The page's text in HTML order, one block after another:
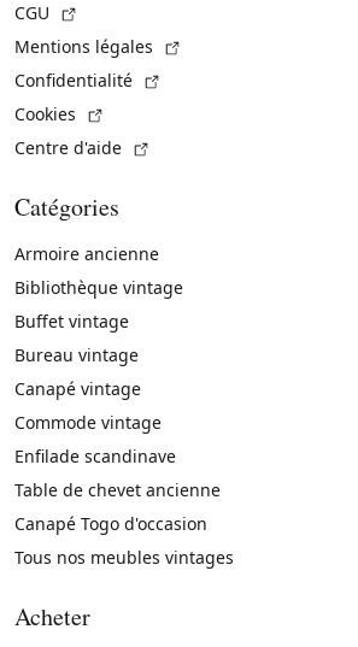
CGU
Mentions légales
Confidentialité
Cookies
Centre d'aide
Catégories
Armoire ancienne
Bibliothèque vintage
Buffet vintage
Bureau vintage
Canapé vintage
Commode vintage
Enfilade scandinave
Table de chevet ancienne
Canapé Togo d'occasion
Tous nos meubles vintages
Acheter